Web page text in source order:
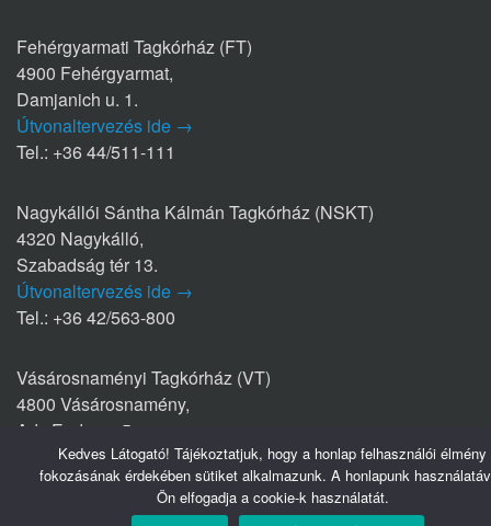
Fehérgyarmati Tagkórház (FT)
4900 Fehérgyarmat,
Damjanich u. 1.
Útvonaltervezés ide →
Tel.: +36 44/511-111
Nagykállói Sántha Kálmán Tagkórház (NSKT)
4320 Nagykálló,
Szabadság tér 13.
Útvonaltervezés ide →
Tel.: +36 42/563-800
Vásárosnaményi Tagkórház (VT)
4800 Vásárosnamény,
Ady Endre u. 5.
Útvonaltervezés ide →
Tel.: +36 45/570-770
Kedves Látogató! Tájékoztatjuk, hogy a honlap felhasználói élmény
fokozásának érdekében sütiket alkalmazunk. A honlapunk
Ön elfogadja a cookie-k használatát.